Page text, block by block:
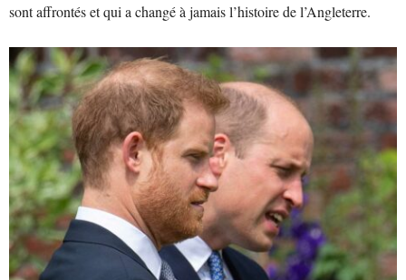
sont affrontés et qui a changé à jamais l’histoire de l’Angleterre.